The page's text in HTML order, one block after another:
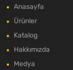
Anasayfa
Ürünler
Katalog
Hakkımızda
Medya